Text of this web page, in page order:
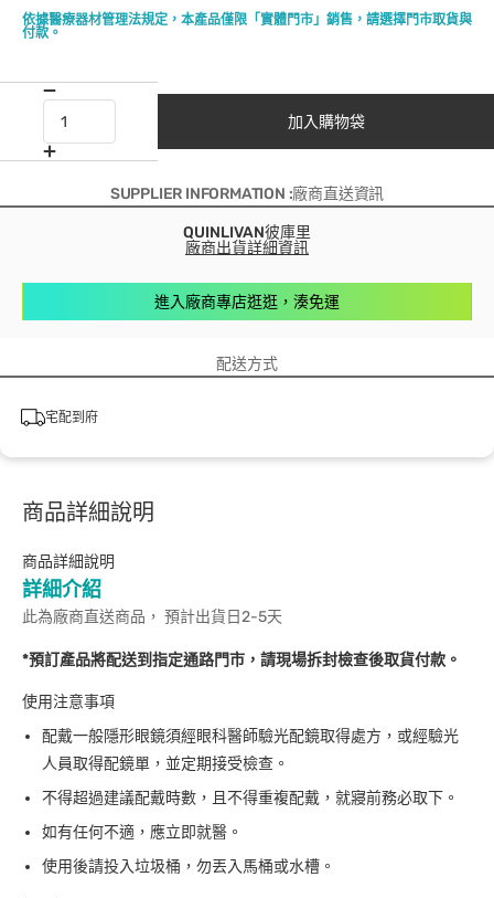
依據醫療器材管理法規定，本產品僅限「實體門市」銷售，請選擇門市取貨與
付款。
加入購物袋
SUPPLIER INFORMATION :廠商直送資訊
QUINLIVAN彼庫里
廠商出貨詳細資訊
進入廠商專店逛逛，湊免運
配送方式
宅配到府
商品詳細說明
商品詳細說明
詳細介紹
此為廠商直送商品， 預計出貨日2-5天
*預訂產品將配送到指定通路門市，請現場拆封檢查後取貨付款。
使用注意事項
配戴一般隱形眼鏡須經眼科醫師驗光配鏡取得處方，或經驗光
人員取得配鏡單，並定期接受檢查。
不得超過建議配戴時數，且不得重複配戴，就寢前務必取下。
如有任何不適，應立即就醫。
使用後請投入垃圾桶，勿丟入馬桶或水槽。